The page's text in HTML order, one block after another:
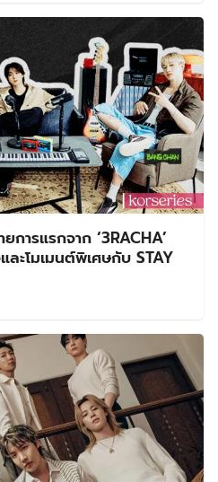
การแรกจาก ‘3RACHA’
ละโมเมนต์พิเศษกับ STAY